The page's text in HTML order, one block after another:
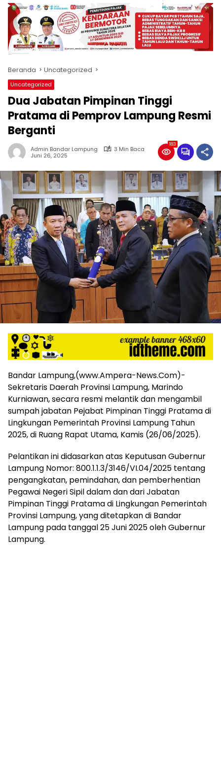
produk
antara
lain
mampu
menjadi
komunikasi
usaha
(beriklan),
fokus
pada
nasional
maupun
international,
lokal
dan
dinamis,
memiliki
kisaran
harga
iklan
yang
relatif
lebih
murah
dari
maupun
media
lainnya,
desain
Koran
dan
media
siber
lebih
eksklusif,
bergaya
trendi,
unsur
edukasi,
hidup,
hiburan,
bebas
dari
SARA,
narkoba
Beranda Uncategorized
Uncategorized
Dua Jabatan Pimpinan Tinggi
Pratama di Pemprov Lampung Resmi
Berganti
Admin Bandar Lampung
3 Min Baca
Juni 26, 2025
183
Bandar Lampung,(www.Ampera-News.Com)-
Sekretaris Daerah Provinsi Lampung, Marindo
Kurniawan, secara resmi melantik dan mengambil
sumpah jabatan Pejabat Pimpinan Tinggi Pratama di
Lingkungan Pemerintah Provinsi Lampung Tahun
2025, di Ruang Rapat Utama, Kamis (26/06/2025).
Pelantikan ini didasarkan atas Keputusan Gubernur
Lampung Nomor: 800.1.1.3/3146/VI.04/2025 tentang
pengangkatan, pemindahan, dan pemberhentian
Pegawai Negeri Sipil dalam dan dari Jabatan
Pimpinan Tinggi Pratama di Lingkungan Pemerintah
Provinsi Lampung, yang ditetapkan di Bandar
Lampung pada tanggal 25 Juni 2025 oleh Gubernur
Lampung.